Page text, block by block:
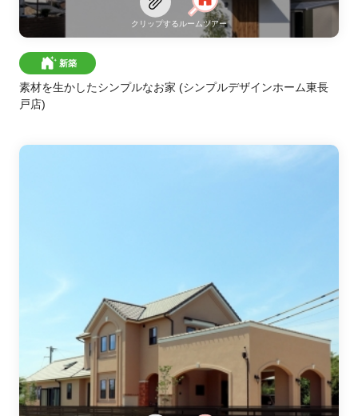
クリップするルームツアー
新築
素材を生かしたシンプルなお家 (シンプルデザインホーム東長
戸店)